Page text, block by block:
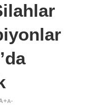
A-